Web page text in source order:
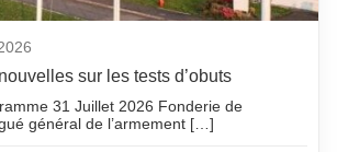
sur les tests d’obuts
31 Juillet 2026 Fonderie de
général de l’armement […]